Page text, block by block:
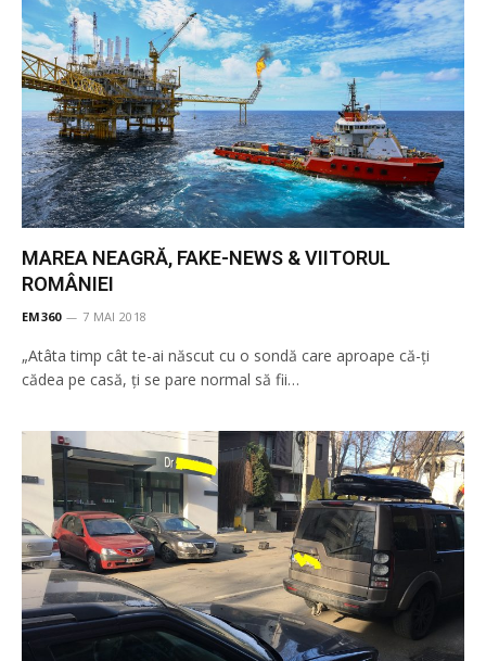
MAREA NEAGRĂ, FAKE-NEWS & VIITORUL
ROMÂNIEI
EM360 7 MAI 2018
„Atâta timp cât te-ai născut cu o sondă care aproape că-ți
cădea pe casă, ți se pare normal să fii…